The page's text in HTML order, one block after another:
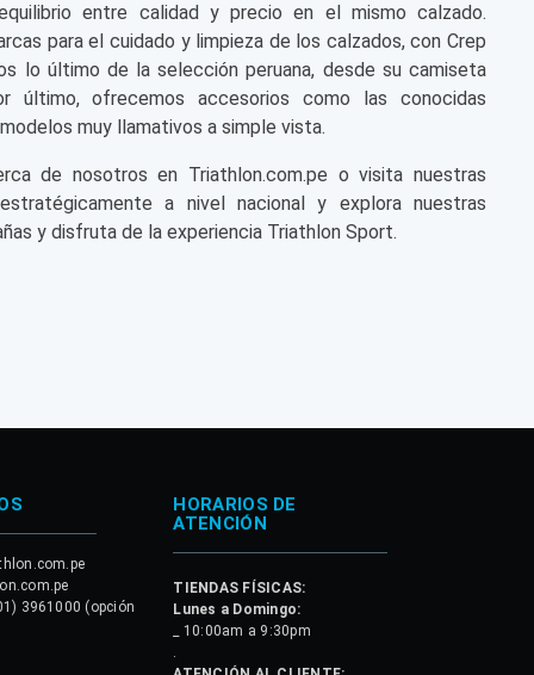
entre calidad y precio en el mismo calzado.
para el cuidado y limpieza de los calzados, con Crep
lo último de la selección peruana, desde su camiseta
último, ofrecemos accesorios como las conocidas
muy llamativos a simple vista.
de nosotros en Triathlon.com.pe o visita nuestras
a nivel nacional y explora nuestras
y disfruta de la experiencia Triathlon Sport.
3961000 (opción
HORARIOS DE
ATENCIÓN
TIENDAS FÍSICAS:
Lunes a Domingo:
_ 10:00am a 9:30pm
.